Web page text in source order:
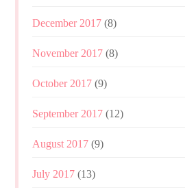
December 2017 (8)
November 2017 (8)
October 2017 (9)
September 2017 (12)
August 2017 (9)
July 2017 (13)